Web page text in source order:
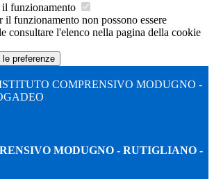
il funzionamento
il funzionamento non possono essere
consultare l'elenco nella pagina della cookie
le preferenze
COMPRENSIVO MODUGNO -
MODUGNO - RUTIGLIANO -